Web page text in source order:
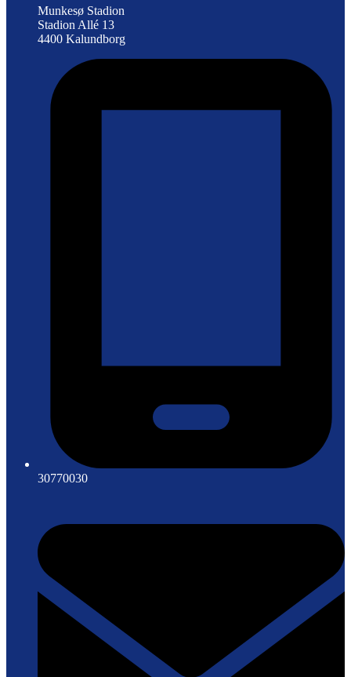
Munkesø Stadion
Stadion Allé 13
4400 Kalundborg
30770030